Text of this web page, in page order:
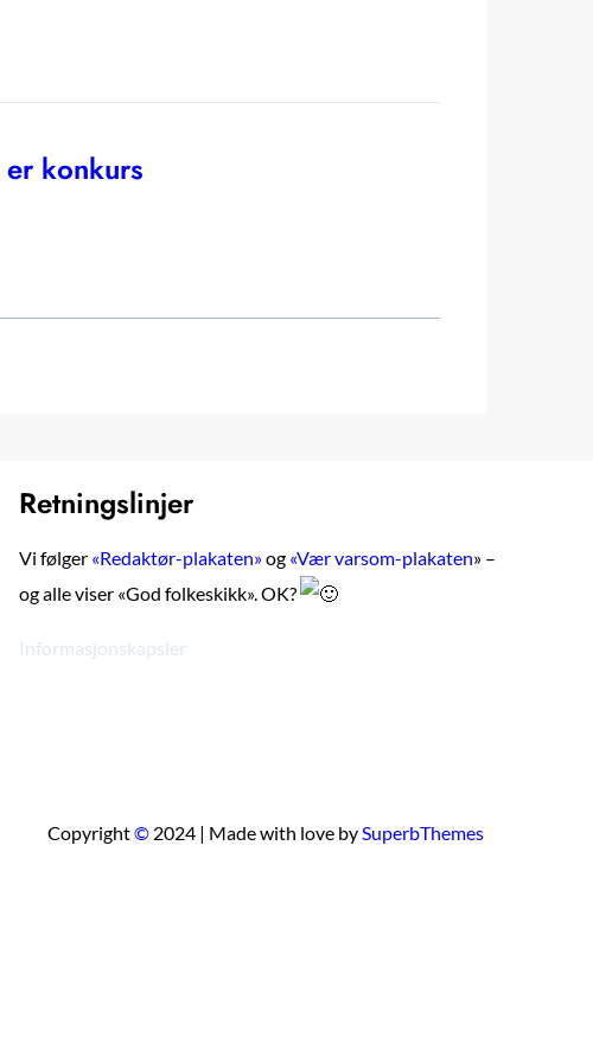
konkurs
Retningslinjer
Vi følger «Redaktør-plakaten»og «Vær varsom-plakaten» –
og alle viser «God folkeskikk». OK?
Informasjonskapsler
Copyright© 2024 | Made with love bySuperbThemes